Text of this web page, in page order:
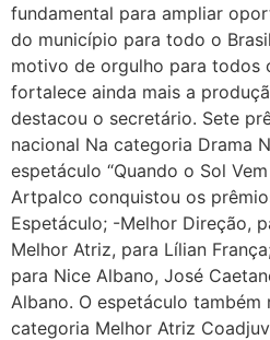
fundamental para ampliar
do município para todo o
motivo de orgulho para todos
fortalece ainda mais a
destacou o secretário. Sete
nacional Na categoria Drama
espetáculo “Quando o Sol
Artpalco conquistou os
Espetáculo; -Melhor Direção,
Melhor Atriz, para Lílian
para Nice Albano, José
Albano. O espetáculo também
categoria Melhor Atriz